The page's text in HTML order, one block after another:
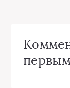
первым